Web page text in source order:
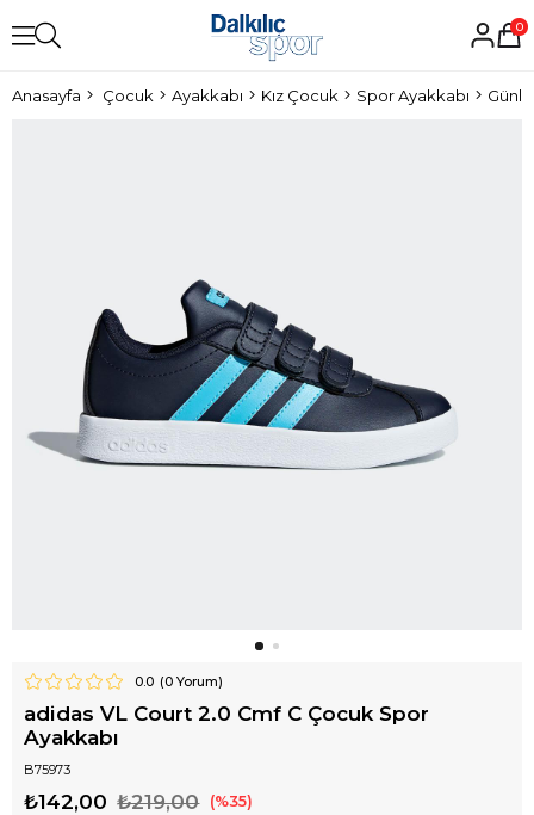
0
Anasayfa Çocuk Ayakkabı Kız Çocuk Spor Ayakkabı
0.0 (0Yorum)
adidas VL Court 2.0 Cmf C Çocuk Spor
Ayakkabı
B75973
₺219,00
₺142,00 35